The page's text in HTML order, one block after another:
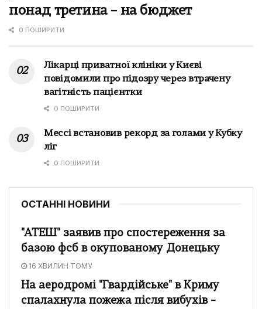
понад третина – на бюджет
0 ПОШИРИТИ
Лікарці приватної клініки у Києві
повідомили про підозру через втрачену
вагітність пацієнтки
0 ПОШИРИТИ
Мессі встановив рекорд за голами у Кубку
ліг
0 ПОШИРИТИ
ОСТАННІ НОВИНИ
"АТЕШ" заявив про спостереження за
базою фсб в окупованому Донецьку
16 ХВИЛИН ТОМУ
На аеродромі "Гвардійське" в Криму
спалахнула пожежа після вибухів –